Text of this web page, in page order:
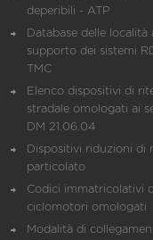
deperibili - ATP
Database delle località
supporto dei sistemi
TMC
Elenco dispositivi di
stradale omologati ai
DM 21.06.04
Dispositivi riduzioni di
particolato
Codici immatricolativi
ciclomotori omologati
Modalità di